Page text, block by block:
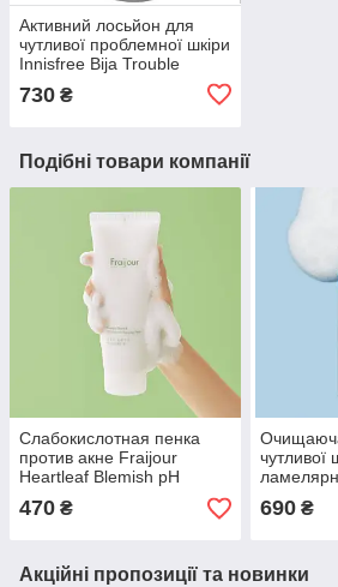
Активний лосьйон для
чутливої проблемної шкіри
Innisfree Bija Trouble
730 ₴
Подібні товари компанії
Слабокислотная пенка
против акне Fraijour
Heartleaf Blemish pH
Balanced Cleansing Foam
250 мл
470 ₴
чутливої
MLE
Wash 150
690₴
Акційні пропозиції та новинки